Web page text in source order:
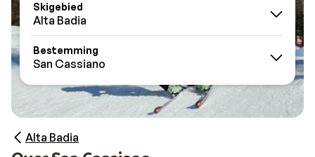
Skigebied
Alta Badia
Bestemming
San Cassiano
Alta Badia